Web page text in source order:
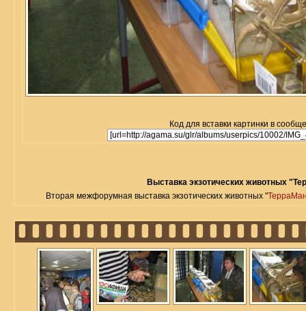
Код для вставки картинки в
Выставка экзотических животных
Вторая межфорумная выставка экзотических животных "